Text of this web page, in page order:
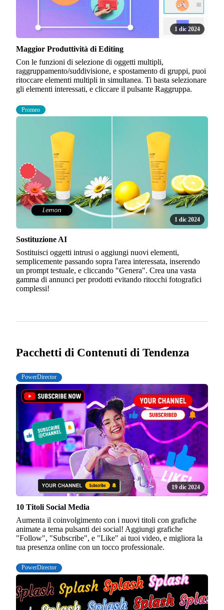
1 dic 2024
Maggior Produttività di Editing
Con le funzioni di selezione di oggetti multipli,
raggruppamento/suddivisione, e spostamento di gruppi, puoi
ritoccare elementi multipli in simultanea. Ti basta selezionare
gli elementi interessati, e cliccare il pulsante Raggruppa.
Promeo
1 dic 2024
Sostituzione AI
Sostituisci oggetti intrusi o aggiungi nuovi elementi,
semplicemente passando sopra l'area interessata, inserendo
un prompt testuale, e cliccando "Genera". Crea una vasta
gamma di annunci per prodotti evitando ritocchi fotografici
complessi!
Pacchetti di Contenuti di Tendenza
PowerDirector
19 dic 2024
10 Titoli Social Media
Aumenta il coinvolgimento con i nuovi titoli con grafiche
animate a tema pulsanti dei social! Aggiungi grafiche
"Follow", "Subscribe", e "Like" ai tuoi video, e migliora la
tua presenza online con un tocco professionale.
PowerDirector